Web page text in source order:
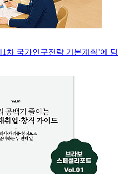
1차 국가인구전략 기본계획’에 담